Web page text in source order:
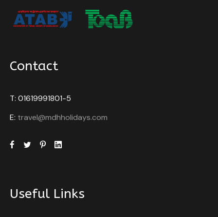
Contact
T: 01619991801-5
E: travel@mdhholidays.com
Useful Links